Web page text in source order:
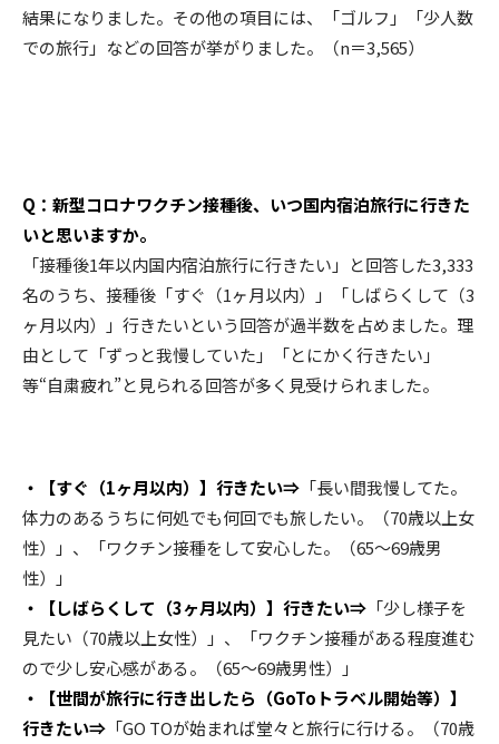
結果になりました。その他の項目には、「ゴルフ」「少人数
での旅行」などの回答が挙がりました。（n＝3,565）
Q：新型コロナワクチン接種後、いつ国内宿泊旅行に行きた
いと思いますか。
「接種後1年以内国内宿泊旅行に行きたい」と回答した3,333
名のうち、接種後「すぐ（1ヶ月以内）」「しばらくして（3
ヶ月以内）」行きたいという回答が過半数を占めました。理
由として「ずっと我慢していた」「とにかく行きたい」
等“自粛疲れ”と見られる回答が多く見受けられました。
・【すぐ（1ヶ月以内）】行きたい⇒ 「長い間我慢してた。
体力のあるうちに何処でも何回でも旅したい。（70歳以上女
性）」、「ワクチン接種をして安心した。（65～69歳男
性）」
・【しばらくして（3ヶ月以内）】行きたい⇒ 「少し様子を
見たい（70歳以上女性）」、「ワクチン接種がある程度進む
ので少し安心感がある。（65～69歳男性）」
・【世間が旅行に行き出したら（GoToトラベル開始等）】
行きたい⇒ 「GO TOが始まれば堂々と旅行に行ける。（70歳